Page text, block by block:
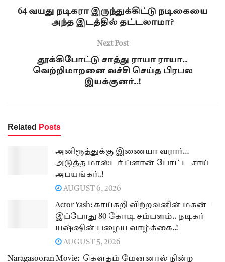
64 வயது நடிகரா இருந்துக்கிட்டு நடிகையை
அந்த இடத்தில் தட்டலாமா?
Next Post
தூக்கிபோட்டு சாத்து ராயா ராயா..
வெற்றிமாறனை வச்சி செய்த பிரபல
இயக்குனர்..!
Related Posts
அனிரூத்துக்கு இணையா வரார்…
அடுத்த மாஸ்டர் ப்ளான் போட்ட சாய்
அபயங்கர்..!
AUGUST 6, 2026
Actor Yash: காய்கறி விற்றவனின் மகன் –
இப்போது 80 கோடி சம்பளம்.. நடிகர்
யஷ்ஷின் பழைய வாழ்க்கை..!
AUGUST 5, 2026
Naragasooran Movie: கௌதம் மேனனால் நின்ற